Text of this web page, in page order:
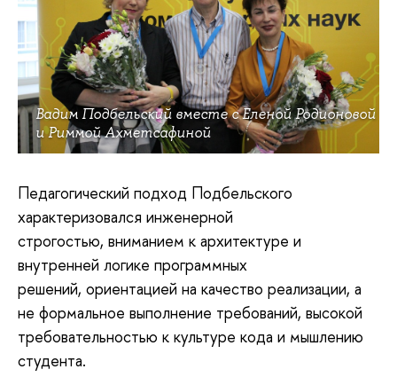
Вадим Подбельский вместе с Еленой Родионовой
и Риммой Ахметсафиной
Педагогический подход Подбельского
характеризовался инженерной
строгостью, вниманием к архитектуре и
внутренней логике программных
решений, ориентацией на качество реализации, а
не формальное выполнение требований, высокой
требовательностью к культуре кода и мышлению
студента.